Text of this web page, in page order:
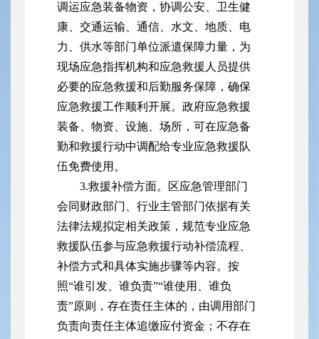
调运应急装备物资，协调公安、卫生健
康、交通运输、通信、水文、地质、电
力、供水等部门单位派遣保障力量，为
现场应急指挥机构和应急救援人员提供
必要的应急救援和后勤服务保障，确保
应急救援工作顺利开展。政府应急救援
装备、物资、设施、场所，可在应急备
勤和救援行动中调配给专业应急救援队
伍免费使用。
3.救援补偿方面。区应急管理部门
会同财政部门、行业主管部门依据有关
法律法规拟定相关政策，规范专业应急
救援队伍参与应急救援行动补偿流程、
补偿方式和具体实施步骤等内容。按
照“谁引发、谁负责”“谁使用、谁负
责”原则，存在责任主体的，由调用部门
负责向责任主体追缴应付资金；不存在